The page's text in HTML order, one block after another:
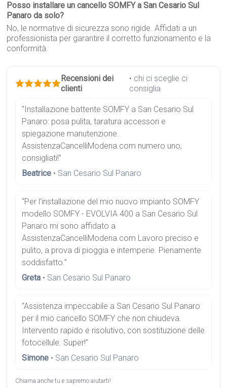
Posso installare un cancello SOMFY a San Cesario Sul
Panaro da solo?
No, le normative di sicurezza sono rigide. Affidati a un
professionista per garantire il corretto funzionamento e la
conformità.
Recensioni dei
clienti
• chi ci sceglie ci
consiglia
“Installazione battente SOMFY a San Cesario Sul
Panaro: posa pulita, taratura accessori e
spiegazione manutenzione.
AssistenzaCancelliModena.com numero uno,
consigliati!”
Beatrice • San Cesario Sul Panaro
“Per l'installazione del mio nuovo impianto SOMFY
modello SOMFY - EVOLVIA 400 a San Cesario Sul
Panaro mi sono affidato a
AssistenzaCancelliModena.com Lavoro preciso e
pulito, a prova di pioggia e intemperie. Pienamente
soddisfatto.”
Greta • San Cesario Sul Panaro
“Assistenza impeccabile a San Cesario Sul Panaro
per il mio cancello SOMFY che non chiudeva.
Intervento rapido e risolutivo, con sostituzione delle
fotocellule. Super!”
Simone • San Cesario Sul Panaro
Chiama anche tu e sapremo aiutarti!